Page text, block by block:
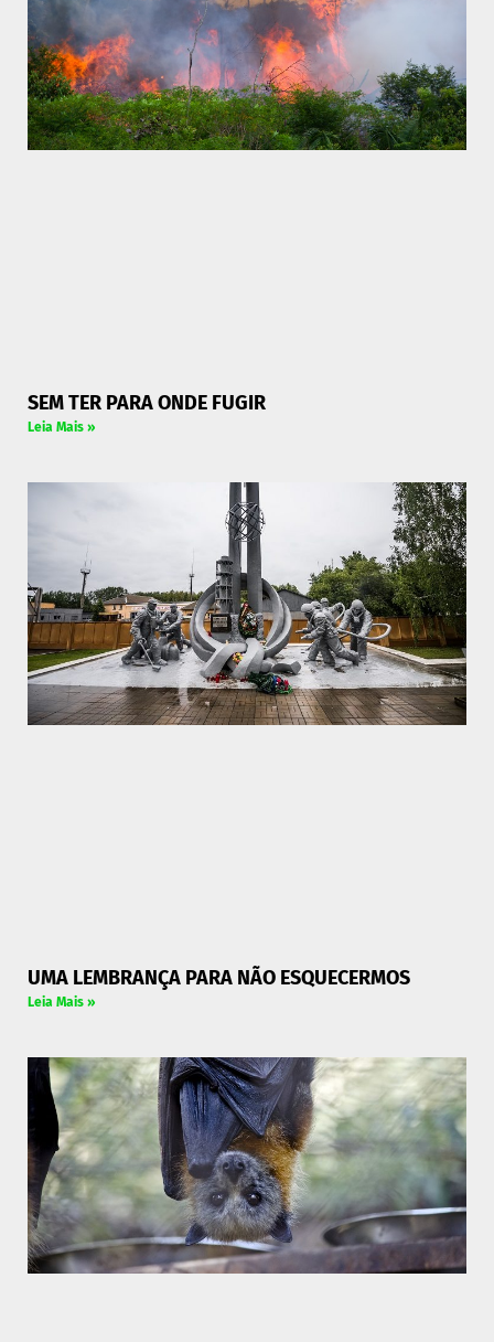
SEM TER PARA ONDE FUGIR
Leia Mais »
UMA LEMBRANÇA PARA NÃO ESQUECERMOS
Leia Mais »